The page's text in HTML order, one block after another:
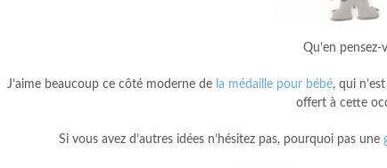
Qu’en pensez-
J’aime beaucoup ce côté moderne de la médaille pour bébé, qui
offert à cette
Si vous avez d’autres idées n’hésitez pas, pourquoi pas une